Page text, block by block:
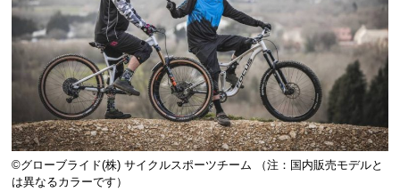
©️グローブライド(株) サイクルスポーツチーム （注：国内販売モデルと
は異なるカラーです）